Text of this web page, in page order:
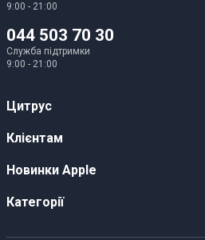
9:00 - 21:00
044 503 70 30
Служба підтримки
9:00 - 21:00
Цитрус
Кар’єра
Оптовим клієнтам
Клієнтам
Публічні оферти
Новинки Apple
iPhone 17
Категорії